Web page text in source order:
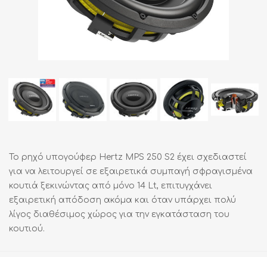
Το ρηχό υπογούφερ Hertz MPS 250 S2 έχει σχεδιαστεί
για να λειτουργεί σε εξαιρετικά συμπαγή σφραγισμένα
κουτιά ξεκινώντας από μόνο 14 Lt, επιτυγχάνει
εξαιρετική απόδοση ακόμα και όταν υπάρχει πολύ
λίγος διαθέσιμος χώρος για την εγκατάσταση του
κουτιού.